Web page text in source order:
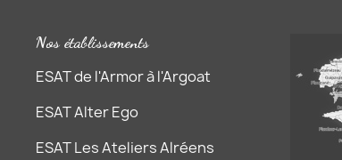
Nos établissements
ESAT de l'Armor à l'Argoat
ESAT Alter Ego
ESAT Les Ateliers Alréens